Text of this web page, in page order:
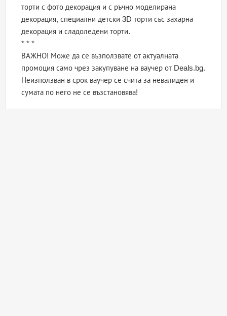
торти с фото декорация и с ръчно моделирана
декорация, специални детски 3D торти със захарна
декорация и сладоледени торти.
* * *
ВАЖНО! Може да се възползвате от актуалната
промоция само чрез закупуване на ваучер от Deals.bg.
Неизползван в срок ваучер се счита за невалиден и
сумата по него не се възстановява!